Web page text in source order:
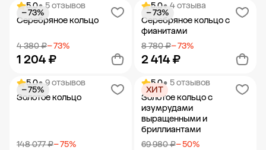
Добавить в корзину Добавить в корзину
5.0• 5 отзывов
Серебряное кольцо
4 380 ₽− 73%
1 204 ₽
− 73%
Добавить в корзину
5.0• 4 отзыва
Серебряное кольцо с
фианитами
8 780 ₽− 73%
2 414 ₽
− 73%
Добавить в корзину
5.0• 9 отзывов
Золотое кольцо
148 077 ₽− 75%
− 75%
5.0• 5 отзывов
Золотое кольцо с
изумрудами
выращенными и
бриллиантами
69 980 ₽− 50%
ХИТ